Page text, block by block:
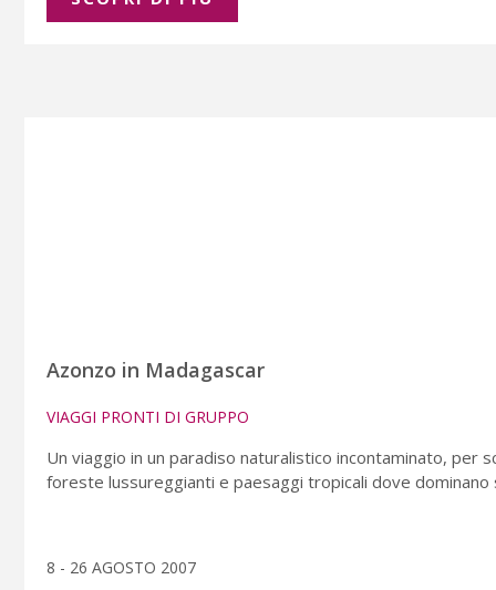
Azonzo in Madagascar
VIAGGI PRONTI DI GRUPPO
Un viaggio in un paradiso naturalistico incontaminato, per
foreste lussureggianti e paesaggi tropicali dove dominano
8 - 26 AGOSTO 2007